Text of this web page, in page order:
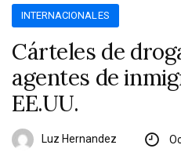
INTERNACIONALES
Cárteles de
agentes de
EE.UU.
Luz Hernandez